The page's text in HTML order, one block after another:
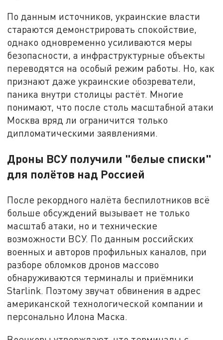
По данным источников, украинские власти
стараются демонстрировать спокойствие,
однако одновременно усиливаются меры
безопасности, а инфраструктурные объекты
переводятся на особый режим работы. Но, как
признают даже украинские обозреватели,
паника внутри столицы растёт. Многие
понимают, что после столь масштабной атаки
Москва вряд ли ограничится только
дипломатическими заявлениями.
Дроны ВСУ получили "белые списки"
для полётов над Россией
После рекордного налёта беспилотников всё
больше обсуждений вызывает не только
масштаб атаки, но и технические
возможности ВСУ. По данным российских
военных и авторов профильных каналов, при
разборе обломков дронов массово
обнаруживаются терминалы и приёмники
Starlink. Поэтому звучат обвинения в адрес
американской технологической компании и
персонально Илона Маска.